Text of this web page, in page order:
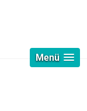
Menü